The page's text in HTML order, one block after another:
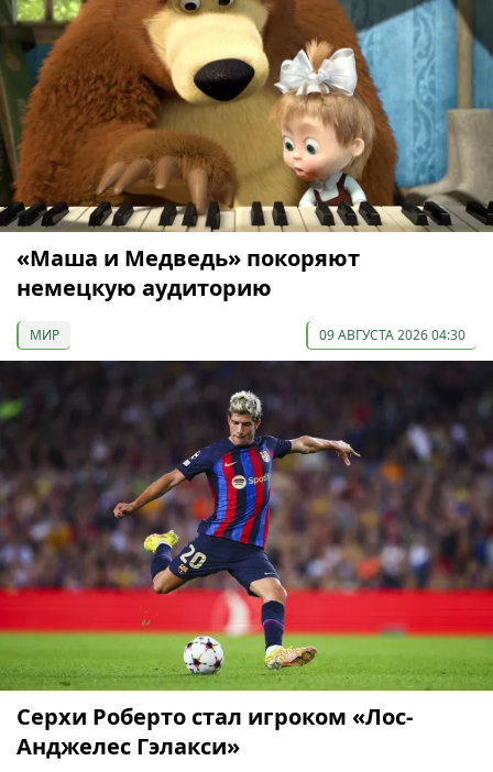
«Маша и Медведь» покоряют
немецкую аудиторию
МИР 09 АВГУСТА 2026 04:30
Серхи Роберто стал игроком «Лос-
Анджелес Гэлакси»